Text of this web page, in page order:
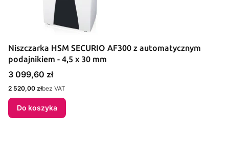
Niszczarka HSM SECURIO AF300 z automatycznym
podajnikiem - 4,5 x 30 mm
Cena
3 099,60 zł
Cena
2 520,00 złbez VAT
Do koszyka